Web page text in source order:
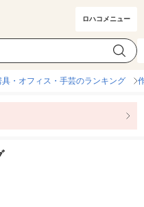
ロハコメニュー
カテゴリ選択
具・オフィス・手芸のランキング